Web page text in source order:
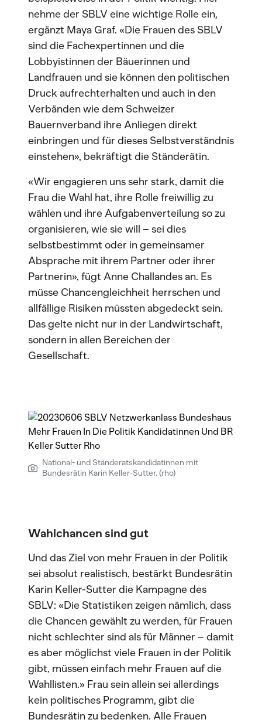
nehme der SBLV eine wichtige Rolle ein,
ergänzt Maya Graf. «Die Frauen des SBLV
sind die Fachexpertinnen und die
Lobbyistinnen der Bäuerinnen und
Landfrauen und sie können den politischen
Druck aufrechterhalten und auch in den
Verbänden wie dem Schweizer
Bauernverband ihre Anliegen direkt
einbringen und für dieses Selbstverständnis
einstehen», bekräftigt die Ständerätin.
«Wir engagieren uns sehr stark, damit die
Frau die Wahl hat, ihre Rolle freiwillig zu
wählen und ihre Aufgabenverteilung so zu
organisieren, wie sie will – sei dies
selbstbestimmt oder in gemeinsamer
Absprache mit ihrem Partner oder ihrer
Partnerin», fügt Anne Challandes an. Es
müsse Chancengleichheit herrschen und
allfällige Risiken müssten abgedeckt sein.
Das gelte nicht nur in der Landwirtschaft,
sondern in allen Bereichen der
Gesellschaft.
National- und Ständeratskandidatinnen mit
Bundesrätin Karin Keller-Sutter. (rho)
Wahlchancen sind gut
Und das Ziel von mehr Frauen in der Politik
sei absolut realistisch, bestärkt Bundesrätin
Karin Keller-Sutter die Kampagne des
SBLV: «Die Statistiken zeigen nämlich, dass
die Chancen gewählt zu werden, für Frauen
nicht schlechter sind als für Männer – damit
es aber möglichst viele Frauen in der Politik
gibt, müssen einfach mehr Frauen auf die
Wahllisten.» Frau sein allein sei allerdings
kein politisches Programm, gibt die
Bundesrätin zu bedenken. Alle Frauen